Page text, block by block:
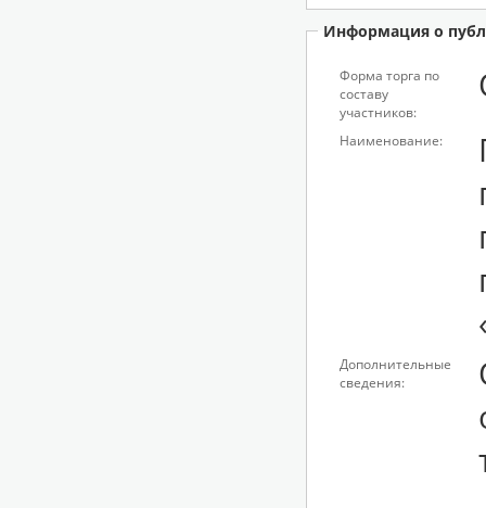
Информация о
Форма торга по
составу
участников:
Наименование:
Дополнительные
сведения: